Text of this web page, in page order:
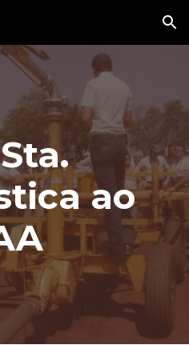
Skip to navigation
ao